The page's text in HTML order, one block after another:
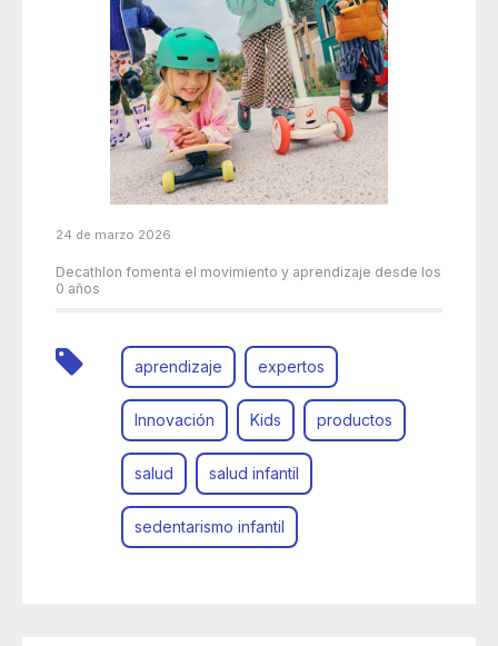
24 de marzo 2026
Decathlon fomenta el movimiento y aprendizaje desde los
0 años
aprendizaje expertos
Innovación Kids productos
salud salud infantil
sedentarismo infantil